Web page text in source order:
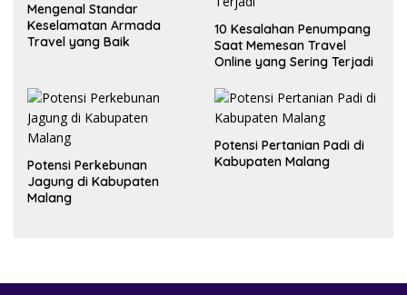
Mengenal Standar
Keselamatan Armada
Travel yang Baik
10 Kesalahan Penumpang
Saat Memesan Travel
Online yang Sering Terjadi
Potensi Perkebunan
Jagung di Kabupaten
Malang
Potensi Pertanian Padi di
Kabupaten Malang